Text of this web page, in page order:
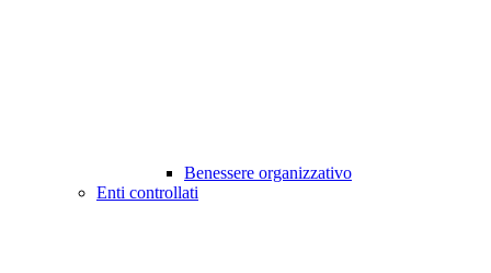
Benessere organizzativo
Enti controllati